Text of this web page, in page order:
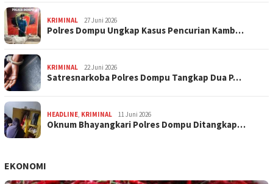
KRIMINAL 27 Juni 2026
Polres Dompu Ungkap Kasus Pencurian Kamb…
KRIMINAL 22 Juni 2026
Satresnarkoba Polres Dompu Tangkap Dua P…
HEADLINE, KRIMINAL 11 Juni 2026
Oknum Bhayangkari Polres Dompu Ditangkap…
EKONOMI